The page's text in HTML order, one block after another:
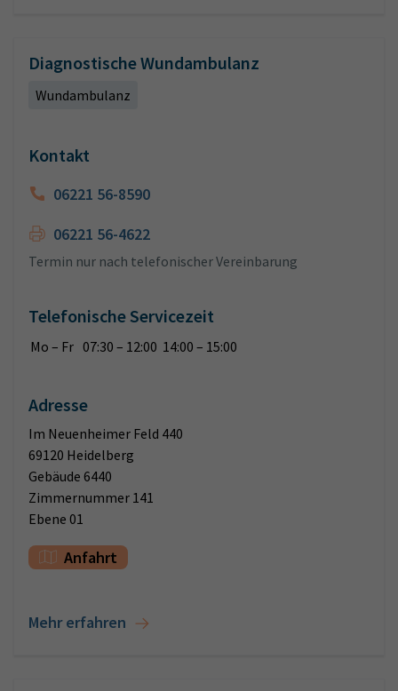
Diagnostische Wundambulanz
Wundambulanz
Kontakt
06221 56-8590
06221 56-4622
Termin nur nach telefonischer Vereinbarung
Telefonische Servicezeit
Mo – Fr 07:30 – 12:00 14:00 – 15:00
Adresse
Im Neuenheimer Feld 440
69120 Heidelberg
Gebäude 6440
Zimmernummer 141
Ebene 01
Anfahrt
Mehr erfahren